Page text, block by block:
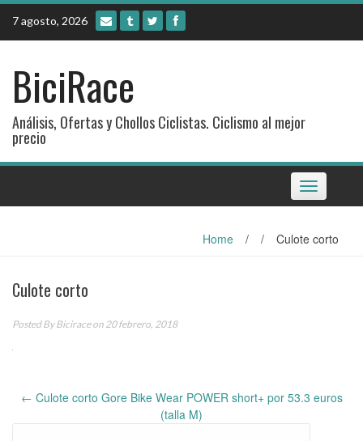
Skip
content
7 agosto, 2026
BiciRace
Análisis, Ofertas y Chollos Ciclistas. Ciclismo al mejor
precio
Toggle
navigation
Home / / Culote corto
Culote corto
Posted ByBiciraceon 20 febrero, 2018
navigation
← Culote corto Gore Bike Wear POWER short+ por 53.3 euros
(talla M)